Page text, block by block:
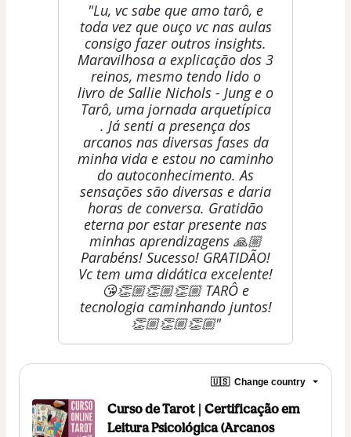
"Lu, vc sabe que amo tarô, e
toda vez que ouço vc nas aulas
consigo fazer outros insights.
Maravilhosa a explicação dos 3
reinos, mesmo tendo lido o
livro de Sallie Nichols - Jung e o
Tarô, uma jornada arquetípica
. Já senti a presença dos
arcanos nas diversas fases da
minha vida e estou no caminho
do autoconhecimento. As
sensações são diversas e daria
horas de conversa. Gratidão
eterna por estar presente nas
minhas aprendizagens 🙏🏼
Parabéns! Sucesso! GRATIDÃO!
Vc tem uma didática excelente!
😘👏🏼👏🏼👏🏼 TARÔ e
tecnologia caminhando juntos!
👏🏼👏🏼👏🏼"
🇺🇸 Change country
Curso de Tarot | Certificação em
Leitura Psicológica (Arcanos